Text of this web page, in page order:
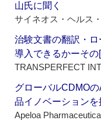
山氏に聞く
サイネオス・ヘルス
治験文書の翻訳・
導入できるかーその
TRANSPERFECT
グローバルCDMO
品イノベーションを
Apeloa